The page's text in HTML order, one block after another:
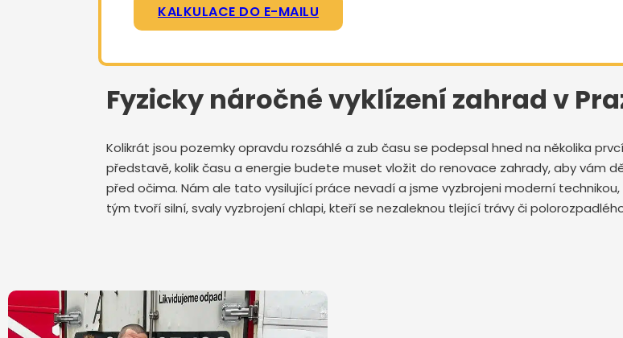
KALKULACE DO E-MAILU
Fyzicky náročné vyklízení zahrad v
Kolikrát jsou pozemky opravdu rozsáhlé a zub času se podepsal hned na několika
představě, kolik času a energie budete muset vložit do renovace zahrady, aby vám
před očima. Nám ale tato vysilující práce nevadí a jsme vyzbrojeni moderní
tým tvoří silní, svaly vyzbrojení chlapi, kteří se nezaleknou tlející trávy či